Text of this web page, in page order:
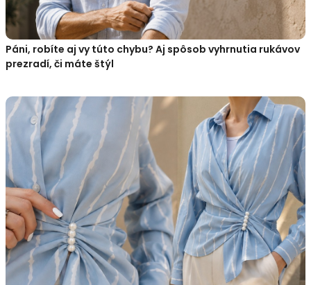
Páni, robíte aj vy túto chybu? Aj spôsob vyhrnutia rukávov
prezradí, či máte štýl